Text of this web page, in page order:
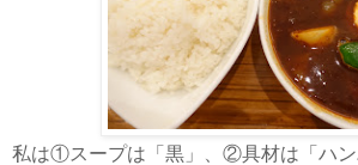
私は①スープは「黒」、②具材は「ハ